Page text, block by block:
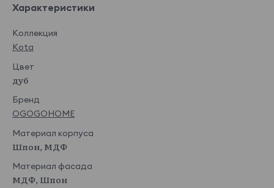
Характеристики
Коллекция
Kota
Цвет
дуб
Бренд
OGOGOHOME
Материал корпуса
Шпон, МДФ
Материал фасада
МДФ, Шпон